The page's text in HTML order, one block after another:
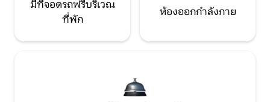
มีที่จอดรถฟรีบริเวณ
ที่พัก
ห้องออกกำลังกาย